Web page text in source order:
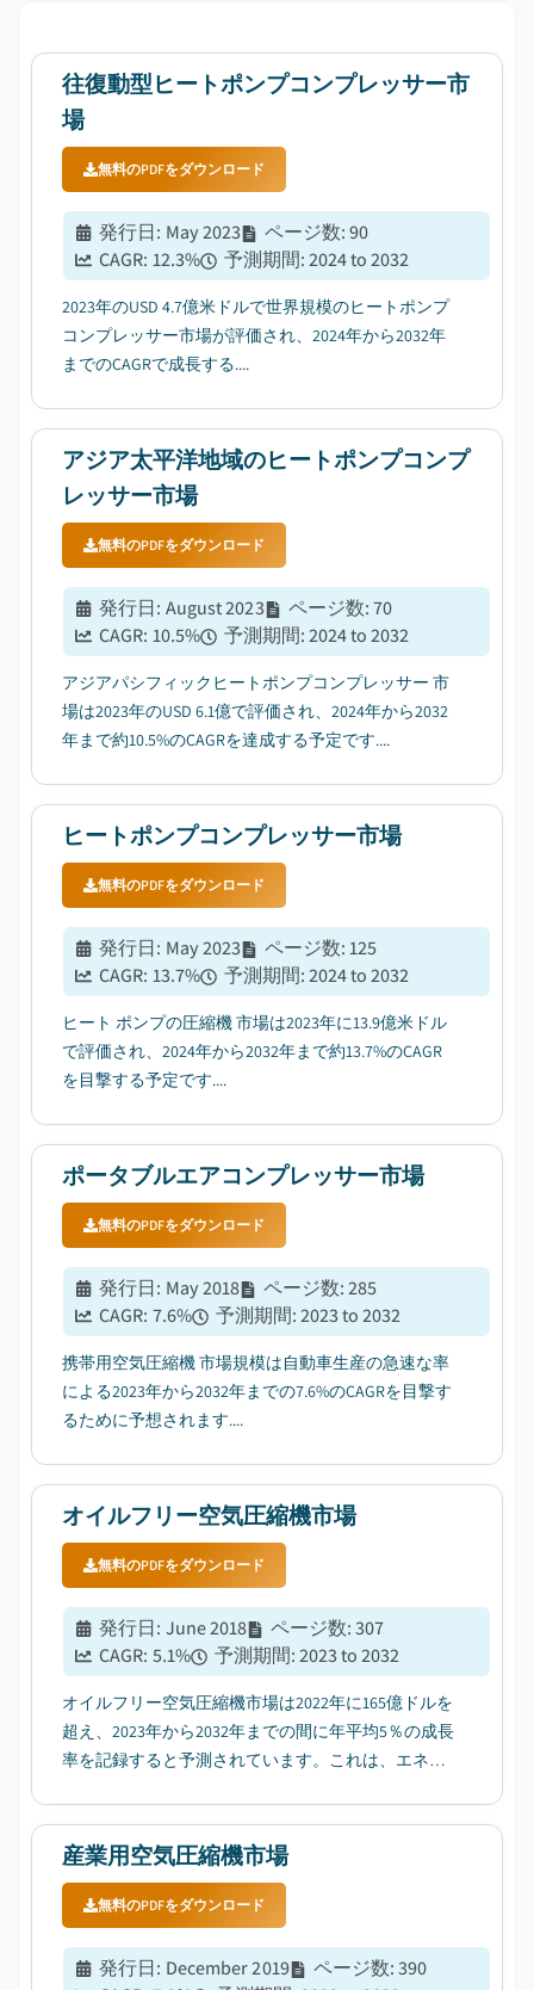
往復動型ヒートポンプコンプレッサー市
場
無料のPDFをダウンロード
発行日: May 2023 ページ数:90
CAGR: 12.3% 予測期間:2024 to 2032
2023年のUSD 4.7億米ドルで世界規模のヒートポンプ
コンプレッサー市場が評価され、2024年から2032年
までのCAGRで成長する....
アジア太平洋地域のヒートポンプコンプ
レッサー市場
無料のPDFをダウンロード
発行日: August 2023 ページ数:70
CAGR: 10.5% 予測期間:2024 to 2032
アジアパシフィックヒートポンプコンプレッサー 市
場は2023年のUSD 6.1億で評価され、2024年から2032
年まで約10.5%のCAGRを達成する予定です....
ヒートポンプコンプレッサー市場
無料のPDFをダウンロード
発行日: May 2023 ページ数:125
CAGR: 13.7% 予測期間:2024 to 2032
ヒート ポンプの圧縮機 市場は2023年に13.9億米ドル
で評価され、2024年から2032年まで約13.7%のCAGR
を目撃する予定です....
ポータブルエアコンプレッサー市場
無料のPDFをダウンロード
発行日: May 2018 ページ数:285
CAGR: 7.6% 予測期間:2023 to 2032
携帯用空気圧縮機 市場規模は自動車生産の急速な率
による2023年から2032年までの7.6%のCAGRを目撃す
るために予想されます....
オイルフリー空気圧縮機市場
無料のPDFをダウンロード
発行日: June 2018 ページ数:307
CAGR: 5.1% 予測期間:2023 to 2032
オイルフリー空気圧縮機市場は2022年に165億ドルを
超え、2023年から2032年までの間に年平均5％の成長
率を記録すると予測されています。これは、エネル
産業用空気圧縮機市場
無料のPDFをダウンロード
発行日: December 2019 ページ数:390